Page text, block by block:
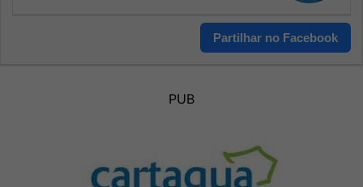
Partilhar no Facebook
PUB